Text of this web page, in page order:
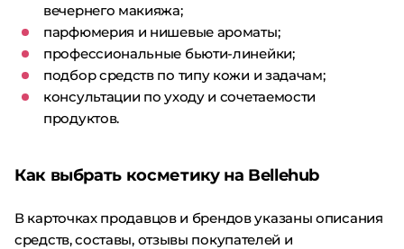
вечернего макияжа;
парфюмерия и нишевые ароматы;
профессиональные бьюти-линейки;
подбор средств по типу кожи и задачам;
консультации по уходу и сочетаемости
продуктов.
Как выбрать косметику на Bellehub
В карточках продавцов и брендов указаны описания
средств, составы, отзывы покупателей и